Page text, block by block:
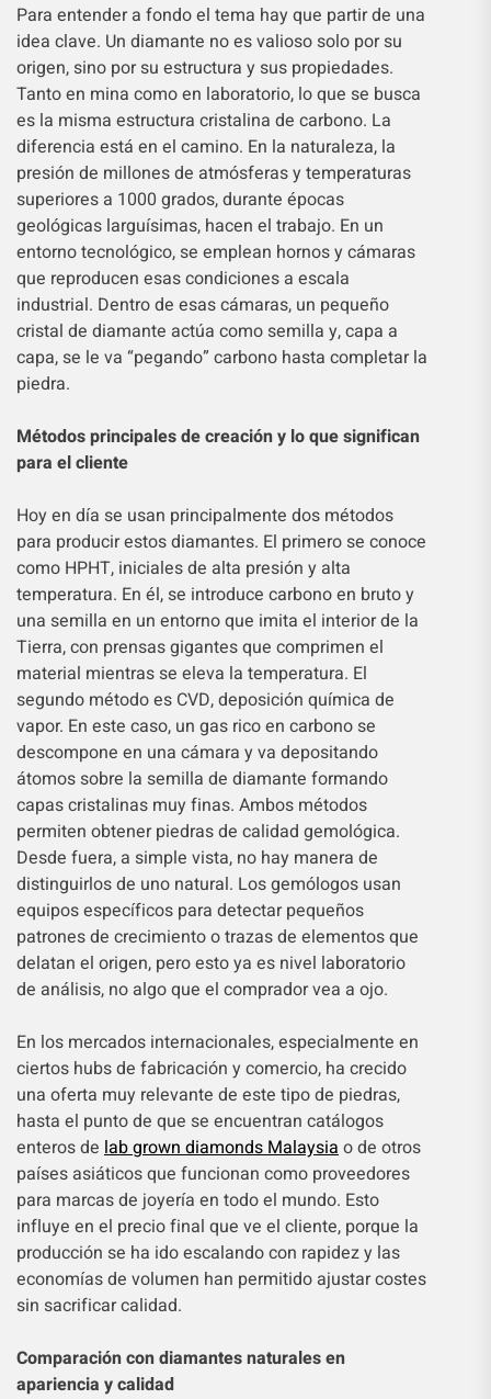
Para entender a fondo el tema hay que partir de una
idea clave. Un diamante no es valioso solo por su
origen, sino por su estructura y sus propiedades.
Tanto en mina como en laboratorio, lo que se busca
es la misma estructura cristalina de carbono. La
diferencia está en el camino. En la naturaleza, la
presión de millones de atmósferas y temperaturas
superiores a 1000 grados, durante épocas
geológicas larguísimas, hacen el trabajo. En un
entorno tecnológico, se emplean hornos y cámaras
que reproducen esas condiciones a escala
industrial. Dentro de esas cámaras, un pequeño
cristal de diamante actúa como semilla y, capa a
capa, se le va “pegando” carbono hasta completar la
piedra.
Métodos principales de creación y lo que significan
para el cliente
Hoy en día se usan principalmente dos métodos
para producir estos diamantes. El primero se conoce
como HPHT, iniciales de alta presión y alta
temperatura. En él, se introduce carbono en bruto y
una semilla en un entorno que imita el interior de la
Tierra, con prensas gigantes que comprimen el
material mientras se eleva la temperatura. El
segundo método es CVD, deposición química de
vapor. En este caso, un gas rico en carbono se
descompone en una cámara y va depositando
átomos sobre la semilla de diamante formando
capas cristalinas muy finas. Ambos métodos
permiten obtener piedras de calidad gemológica.
Desde fuera, a simple vista, no hay manera de
distinguirlos de uno natural. Los gemólogos usan
equipos específicos para detectar pequeños
patrones de crecimiento o trazas de elementos que
delatan el origen, pero esto ya es nivel laboratorio
de análisis, no algo que el comprador vea a ojo.
En los mercados internacionales, especialmente en
ciertos hubs de fabricación y comercio, ha crecido
una oferta muy relevante de este tipo de piedras,
hasta el punto de que se encuentran catálogos
enteros de lab grown diamonds Malaysia o de otros
países asiáticos que funcionan como proveedores
para marcas de joyería en todo el mundo. Esto
influye en el precio final que ve el cliente, porque la
producción se ha ido escalando con rapidez y las
economías de volumen han permitido ajustar costes
sin sacrificar calidad.
Comparación con diamantes naturales en
apariencia y calidad